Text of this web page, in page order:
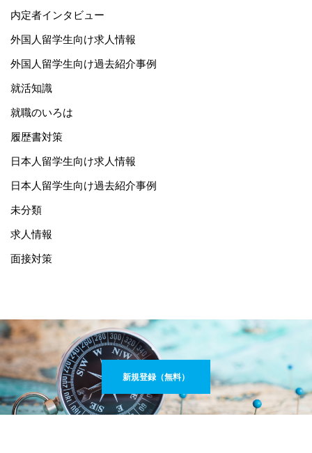
内定者インタビュー
外国人留学生向け求人情報
外国人留学生向け過去紹介事例
就活知識
就職のいろは
履歴書対策
日本人留学生向け求人情報
日本人留学生向け過去紹介事例
未分類
求人情報
面接対策
新規登録（無料）